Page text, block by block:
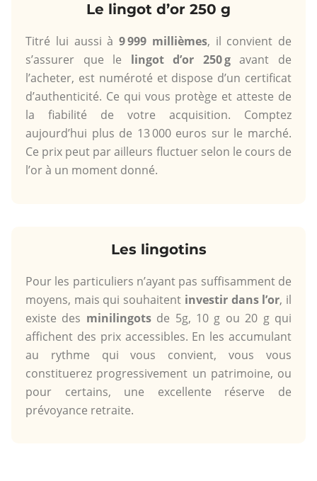
Le lingot d’or 250 g
Titré lui aussi à 9 999 millièmes, il convient de
s’assurer que le lingot d’or 250 gavant de
l’acheter, est numéroté et dispose d’un certificat
d’authenticité. Ce qui vous protège et atteste de
la fiabilité de votre acquisition. Comptez
aujourd’hui plus de 13 000 euros sur le marché.
Ce prix peut par ailleurs fluctuer selon le cours de
l’or à un moment donné.
Les lingotins
Pour les particuliers n’ayant pas suffisamment de
moyens, mais qui souhaitent investir dans l’or, il
existe des minilingotsde 5g, 10 g ou 20 g qui
affichent des prix accessibles. En les accumulant
au rythme qui vous convient, vous vous
constituerez progressivement un patrimoine, ou
pour certains, une excellente réserve de
prévoyance retraite.